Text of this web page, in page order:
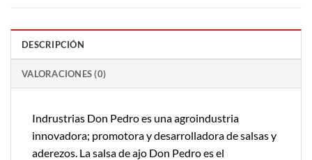
DESCRIPCIÓN
VALORACIONES (0)
Indrustrias Don Pedro es una agroindustria
innovadora; promotora y desarrolladora de salsas y
aderezos. La salsa de ajo Don Pedro es el